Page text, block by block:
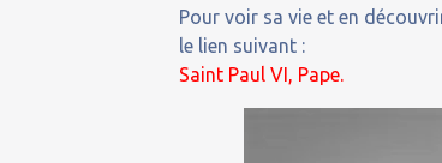
Pour voir sa vie et en
le lien suivant :
Saint Paul VI, Pape.